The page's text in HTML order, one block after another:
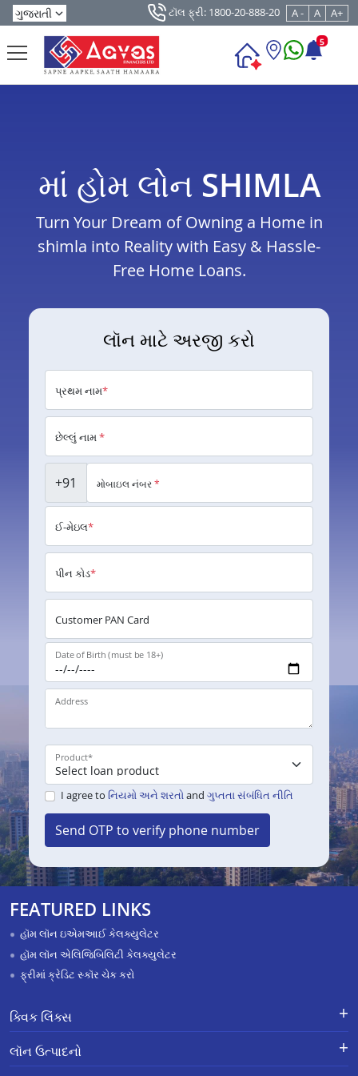
ટૉલ ફ્રી: 1800-20-888-20 A - A A+
5
માં હોમ લોન SHIMLA
Turn Your Dream of Owning a Home in
shimla into Reality with Easy & Hassle-
Free Home Loans.
લૉન માટે અરજી કરો
પ્રથમ નામ*
છેલ્લું નામ*
+91 મોબાઇલ નંબર*
ઈ-મેઇલ*
પીન કોડ*
Customer PAN Card
Date of Birth (must be 18+)
Address
Product*
I agree to નિયમો અને શરતોand ગુપ્તતા સંબંધિત નીતિ
Send OTP to verify phone number
FEATURED LINKS
હૉમ લૉન ઇએમઆઈ કેલક્યુલેટર
હૉમ લૉન એલિજિબિલિટી કેલક્યુલેટર
ફ્રીમાં ક્રેડિટ સ્કૉર ચેક કરો
ક્વિક લિંક્સ
લૉન માટે અરજી કરો
APR Calculator
લૉન ઉત્પાદનો